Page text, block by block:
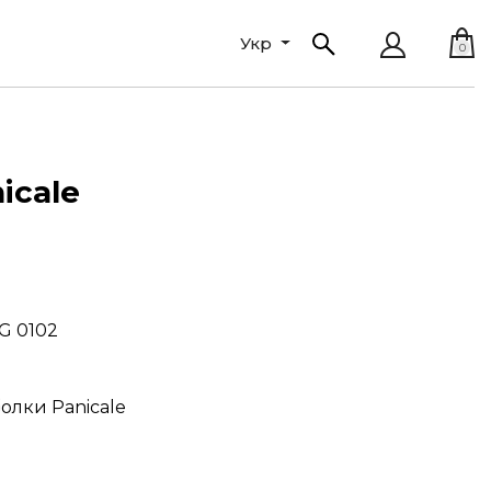
Укр 0
0102
Panicale